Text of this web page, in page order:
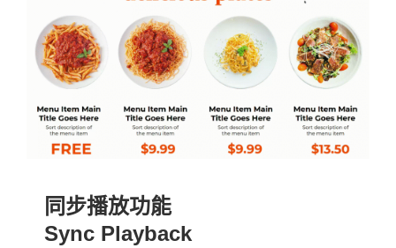
同步播放功能
Sync Playback